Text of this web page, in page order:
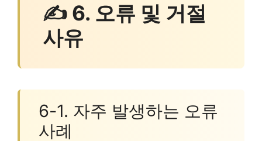
✍ 6. 오류 및 거절
사유
6-1. 자주 발생하는 오류
사례